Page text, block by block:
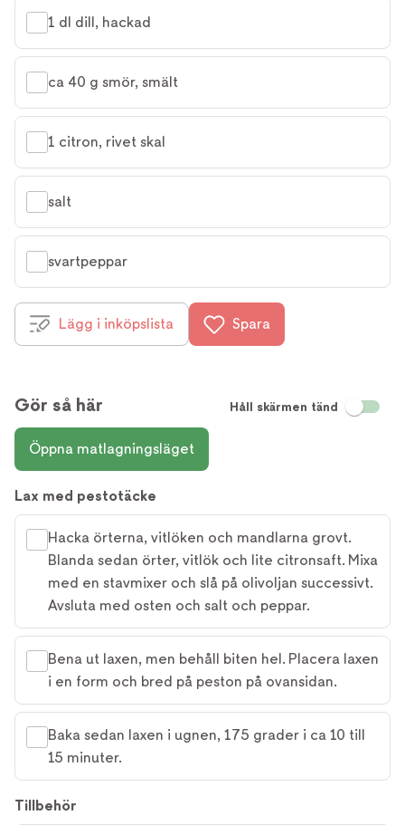
1 dl dill, hackad
ca 40 g smör, smält
1 citron, rivet skal
salt
svartpeppar
Lägg i inköpslista Spara
Gör så här Håll skärmen tänd
Öppna matlagningsläget
Lax med pestotäcke
Hacka örterna, vitlöken och mandlarna grovt.
Blanda sedan örter, vitlök och lite citronsaft. Mixa
med en stavmixer och slå på olivoljan successivt.
Avsluta med osten och salt och peppar.
Bena ut laxen, men behåll biten hel. Placera laxen
i en form och bred på peston på ovansidan.
Baka sedan laxen i ugnen, 175 grader i ca 10 till
15 minuter.
Tillbehör